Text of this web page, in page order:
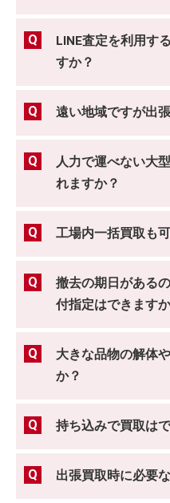
LINE査定を利用す
すか？
遠い地域ですが出
人力で運べない大
れますか？
工場内一括買取も
撤去の期日がある
付指定はできます
大きな品物の解体
か？
持ち込みで買取は
出張買取時に必要